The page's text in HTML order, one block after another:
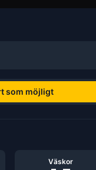
som möjligt
Väskor